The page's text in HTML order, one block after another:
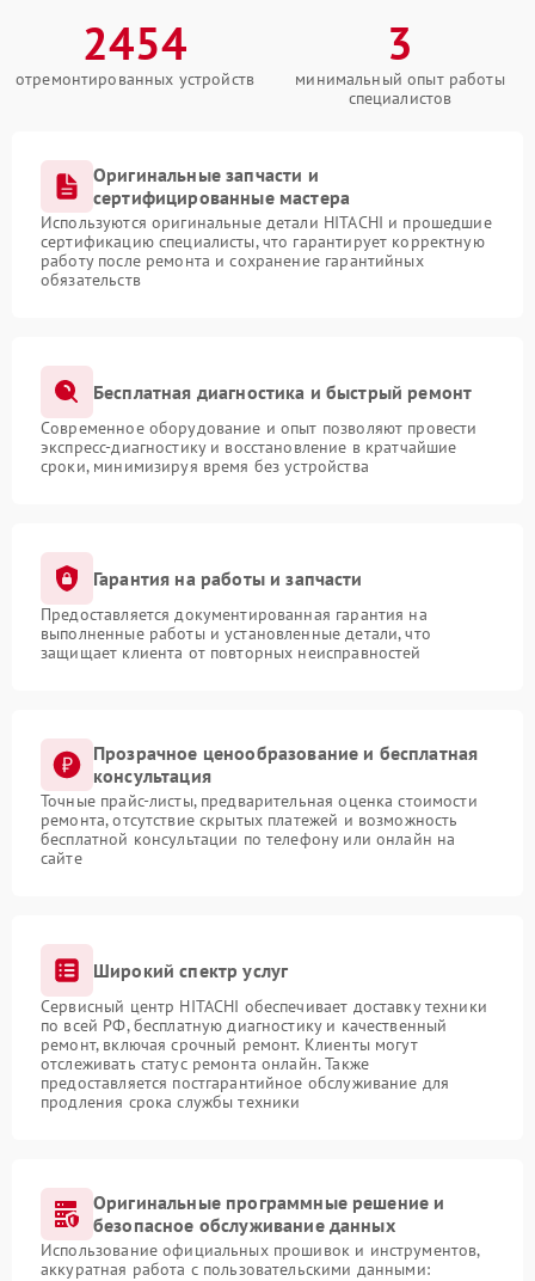
2454
отремонтированных устройств
3
минимальный опыт работы
специалистов
Оригинальные запчасти и
сертифицированные мастера
Используются оригинальные детали HITACHI и прошедшие
сертификацию специалисты, что гарантирует корректную
работу после ремонта и сохранение гарантийных
обязательств
Бесплатная диагностика и быстрый ремонт
Современное оборудование и опыт позволяют провести
экспресс-диагностику и восстановление в кратчайшие
сроки, минимизируя время без устройства
Гарантия на работы и запчасти
Предоставляется документированная гарантия на
выполненные работы и установленные детали, что
защищает клиента от повторных неисправностей
Прозрачное ценообразование и бесплатная
консультация
Точные прайс-листы, предварительная оценка стоимости
ремонта, отсутствие скрытых платежей и возможность
бесплатной консультации по телефону или онлайн на
сайте
Широкий спектр услуг
Сервисный центр HITACHI обеспечивает доставку техники
по всей РФ, бесплатную диагностику и качественный
ремонт, включая срочный ремонт. Клиенты могут
отслеживать статус ремонта онлайн. Также
предоставляется постгарантийное обслуживание для
продления срока службы техники
Оригинальные программные решение и
безопасное обслуживание данных
Использование официальных прошивок и инструментов,
аккуратная работа с пользовательскими данными: